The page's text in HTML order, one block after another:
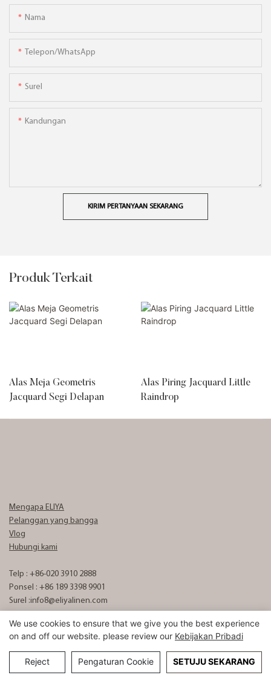
Nama
Telepon/WhatsApp
Surel
Kandungan
KIRIM PERTANYAAN SEKARANG
Produk Terkait
Alas Meja Geometris
Jacquard Segi Delapan
Alas Piring Jacquard Little
Raindrop
Mengapa ELIYA
Pelanggan yang bangga
Vlog
Hubungi kami
Telp : +86-020 3910 2888
Ponsel : +86 189 3398 9901
Surel :info8@eliyalinen.com
15074832号
We use cookies to ensure that we give you the best experience
on and off our website. please review our Kebijakan Pribadi
Reject Pengaturan Cookie SETUJU SEKARANG